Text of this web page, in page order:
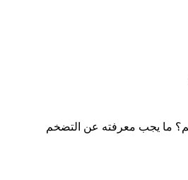
ما يجب معرفته عن التضخم